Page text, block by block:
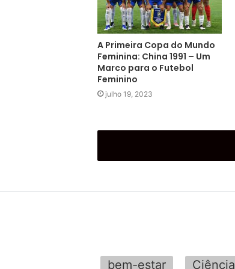
A Primeira Copa do Mundo
Feminina: China 1991 – Um
Marco para o Futebol
Feminino
julho 19, 2023
bem-estar Ciência